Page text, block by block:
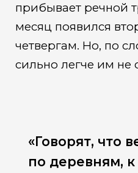
прибывает речной
месяц появился
четвергам. Но, по
сильно легче им не
«Говорят, что
по деревням,